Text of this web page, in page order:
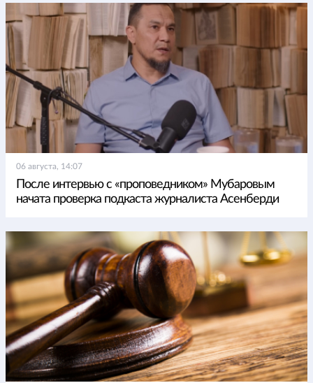
06 августа, 14:07
После интервью с «проповедником» Мубаровым
начата проверка подкаста журналиста Асенберди